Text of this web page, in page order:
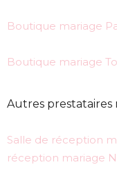
Boutique mariage
Boutique mariage
Autres prestataires
Salle de réception
réception mariage